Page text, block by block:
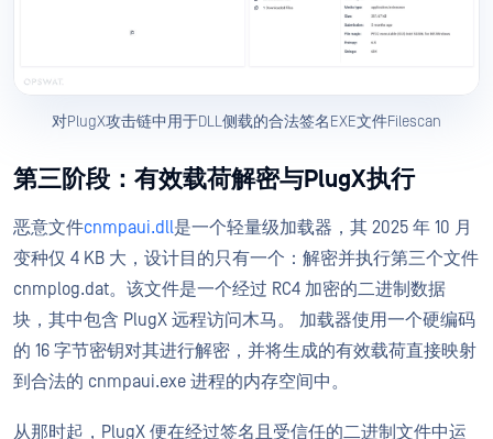
对PlugX攻击链中用于DLL侧载的合法签名EXE文件Filescan
第三阶段：有效载荷解密与PlugX执行
恶意文件cnmpaui.dll是一个轻量级加载器，其 2025 年 10 月
变种仅 4 KB 大，设计目的只有一个：解密并执行第三个文件
cnmplog.dat。该文件是一个经过 RC4 加密的二进制数据
块，其中包含 PlugX 远程访问木马。 加载器使用一个硬编码
的 16 字节密钥对其进行解密，并将生成的有效载荷直接映射
到合法的 cnmpaui.exe 进程的内存空间中。
从那时起，PlugX 便在经过签名且受信任的二进制文件中运